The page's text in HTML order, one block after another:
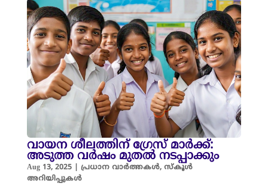
വായന ശീലത്തിന് ഗ്രേസ് മാർക്ക്:
അടുത്ത വർഷം മുതൽ നടപ്പാക്കും
Aug 13, 2025| പ്രധാന വാർത്തകൾ, സ്കൂൾ
അറിയിപ്പുകൾ